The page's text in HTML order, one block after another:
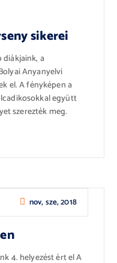
sikerei
a
Anyanyelvi
el. A fényképen a
együtt
szerezték meg.
nov, sze, 2018
4. helyezést ért el A